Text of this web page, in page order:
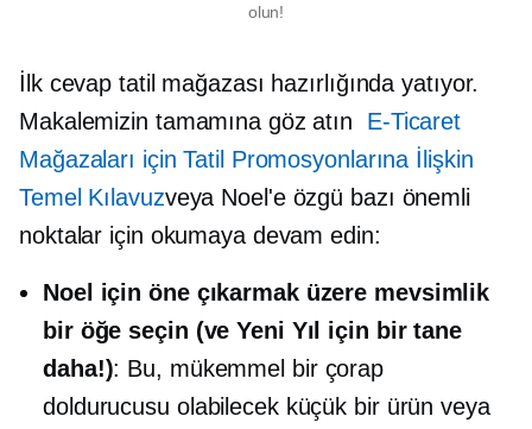
olun!
İlk cevap tatil mağazası hazırlığında yatıyor.
Makalemizin tamamına göz atın
E-Ticaret
Mağazaları için Tatil Promosyonlarına İlişkin
Temel Kılavuzveya Noel'e özgü bazı önemli
noktalar için okumaya devam edin:
Noel için öne çıkarmak üzere mevsimlik
bir öğe seçin (ve Yeni Yıl için bir tane
daha!): Bu, mükemmel bir çorap
doldurucusu olabilecek küçük bir ürün veya